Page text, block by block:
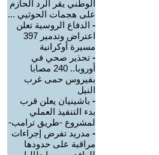
الوطني يقر الرد الحازم
على هجمات الحوثيي ...
- الدفاع الروسية تعلن
اعتراض وتدمير 397
مسيرة أوكرانية
- تحذير صحي في
أوروبا.. 240 مصابا
بفيروس حمى غرب
النيل
- باشينيان يعلن قرب
بدء التنفيذ العملي
لمشروع -طريق ترامب-
- مدريد تفرض إجراءات
مراقبة على حدودها